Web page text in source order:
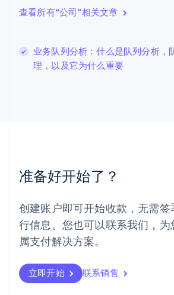
查看所有“公司”相关文章
业务队列分析：什么是队列分析，
理，以及它为什么重要
准备好开始了？
创建账户即可开始收款，无需签
行信息。您也可以联系我们，
属支付解决方案。
立即开始 联系销售
列支敦士登
DeutschEnglish
罗马尼亚
English
挪威
葡萄牙
Português English
日本
日本語English
瑞典
瑞士
DeutschFrançais